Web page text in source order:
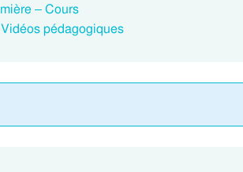
– Cours
pédagogiques